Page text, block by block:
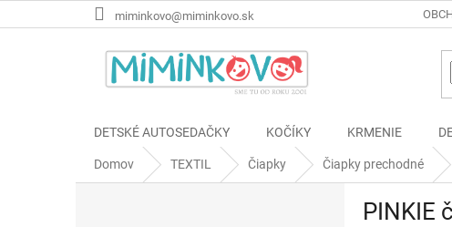
na
miminkovo@miminkovo.sk
DETSKÉ AUTOSEDAČKY KOČÍKY KRMENIE
Domov TEXTIL Čiapky Čiapky prechodné
PINKIE